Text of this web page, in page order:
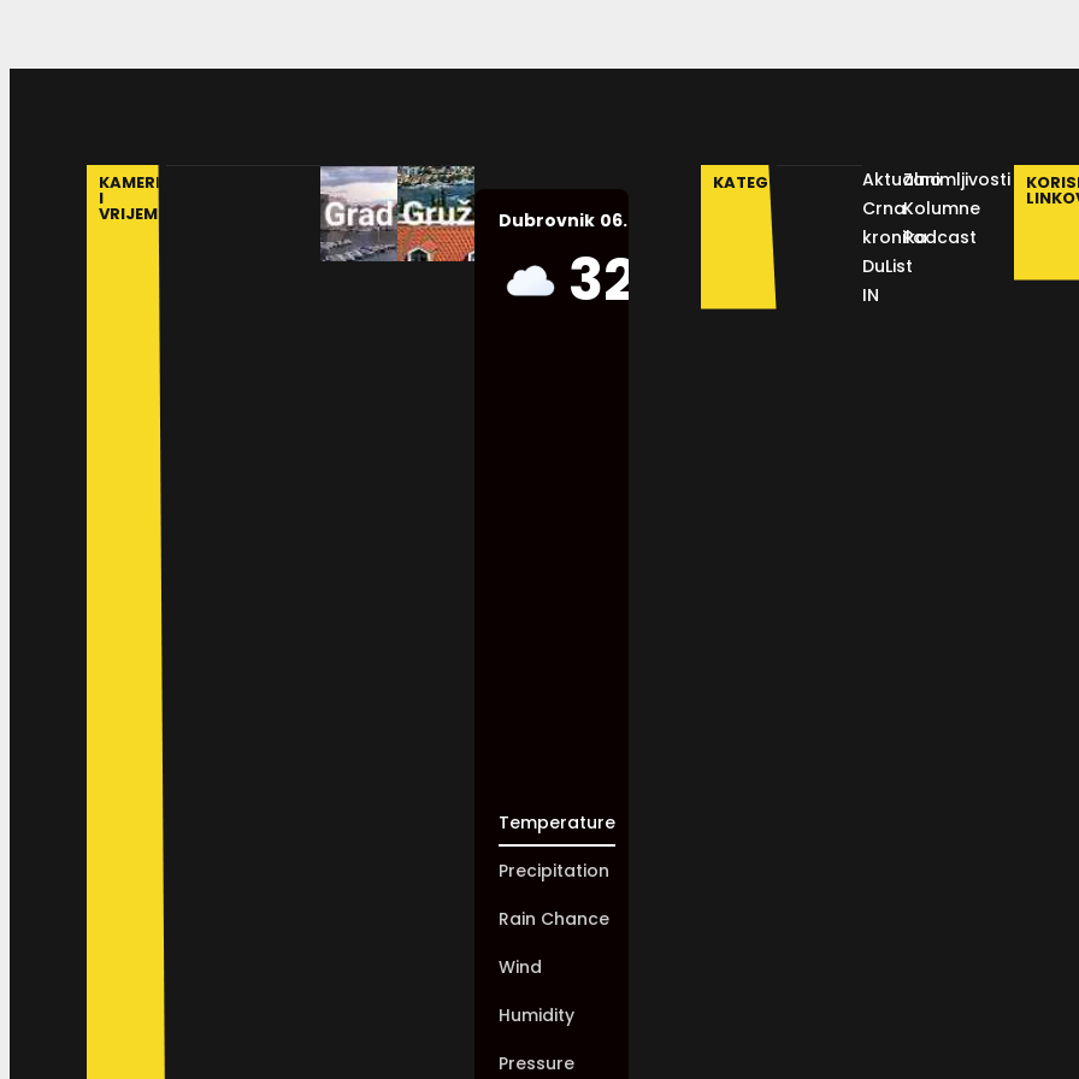
KAMERE
I
VRIJEME Dubrovnik 06.08.2026.
32
Humidity:
Temperature
Precipitation
Rain Chance
Wind
Humidity
Pressure
KATEGORIJE
Aktualno
Crna
kronika
DuList
IN
Zanimljivosti
Kolumne
Podcast